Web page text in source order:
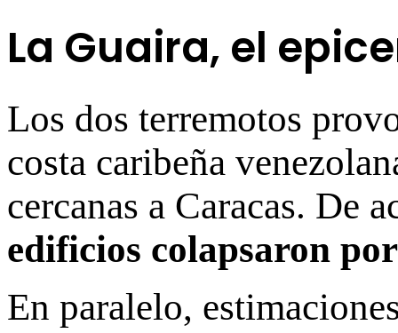
La Guaira, el
Los dos terremotos
costa caribeña
cercanas a Caracas. De
edificios colapsaron
En paralelo,